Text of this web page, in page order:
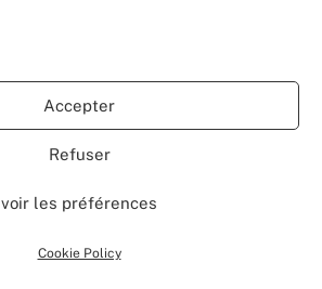
Accepter
Refuser
voir les préférences
Cookie Policy
To
Top
Blog
My Projects
Contact
2026